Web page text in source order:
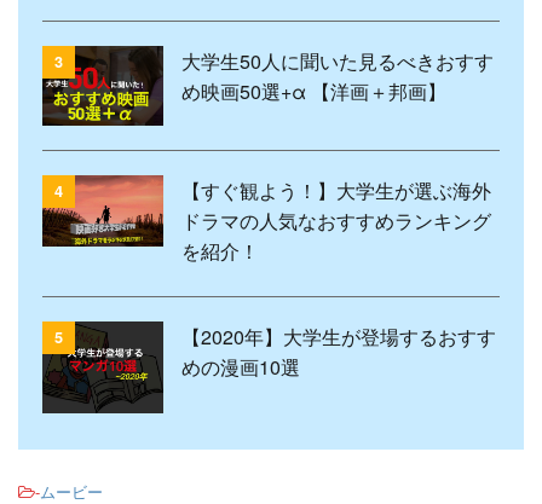
3
大学生50人に聞いた見るべきおすす
め映画50選+α 【洋画＋邦画】
4
【すぐ観よう！】大学生が選ぶ海外
ドラマの人気なおすすめランキング
を紹介！
5
【2020年】大学生が登場するおすす
めの漫画10選
-ムービー